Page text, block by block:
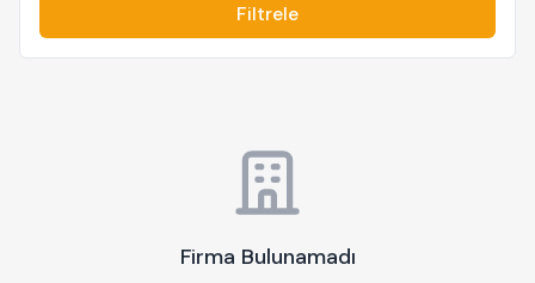
Filtrele
Firma Bulunamadı